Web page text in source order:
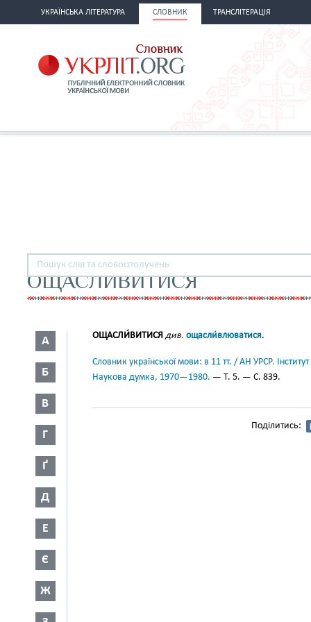
УКРАЇНСЬКА ЛІТЕРАТУРА СЛОВНИК ТРАНСЛІТЕРАЦІЯ
ОЩАСЛИВИТИСЯ
А
Б
В
Г
Ґ
Д
Е
Є
Ж
ОЩАСЛИ́ВИТИСЯ див. ощасли́влюватися.
Словник української мови: в 11 тт. / АН УРСР.
Наукова думка, 1970—1980. — Т. 5. — С. 839.
Поділитись: